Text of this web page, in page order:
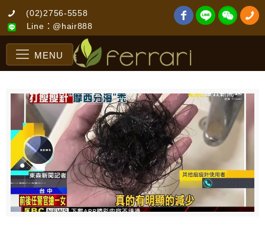
(02)2756-5558
Line：@hair888
MENU